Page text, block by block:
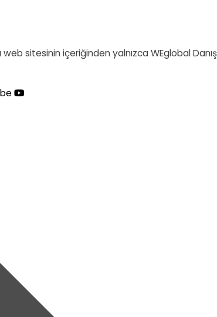
sitesinin içeriğinden yalnızca WEglobal